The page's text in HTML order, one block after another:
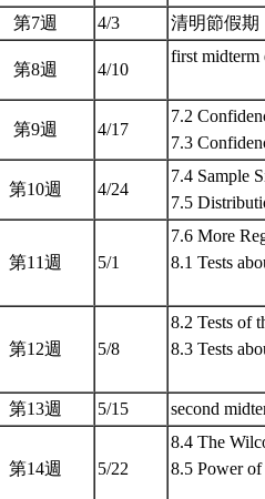
第7週
4/3 清明節假期
第8週 4/10
first midterm
第9週 4/17
7.2
7.3
第10週 4/24
7.4 Sample
7.5
第11週 5/1
7.6 More
8.1 Tests
第12週 5/8
8.2 Tests of
8.3 Tests
第13週 5/15 second
第14週 5/22
8.4 The
8.5 Power of